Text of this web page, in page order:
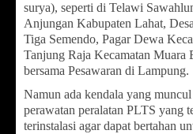
surya), seperti di Telawi
Anjungan Kabupaten Lahat,
Tiga Semendo, Pagar Dewa
Tanjung Raja Kecamatan Muara
bersama Pesawaran di Lampung.
Namun ada kendala yang
perawatan peralatan PLTS yang
terinstalasi agar dapat bertahan